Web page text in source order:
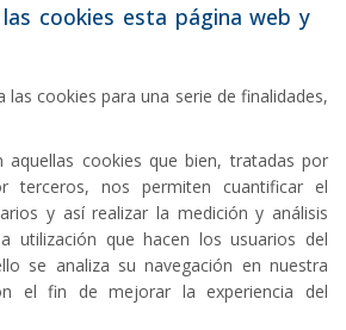
cookies esta página web y
las cookies para una serie de finalidades,
aquellas cookies que bien, tratadas por
terceros, nos permiten cuantificar el
y así realizar la medición y análisis
utilización que hacen los usuarios del
se analiza su navegación en nuestra
el fin de mejorar la experiencia del